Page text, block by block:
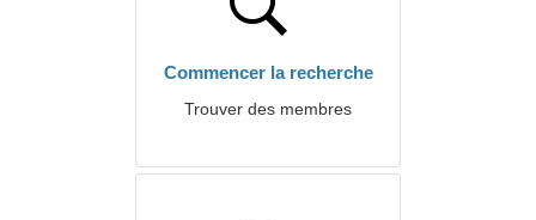
Commencer la recherche
Trouver des membres